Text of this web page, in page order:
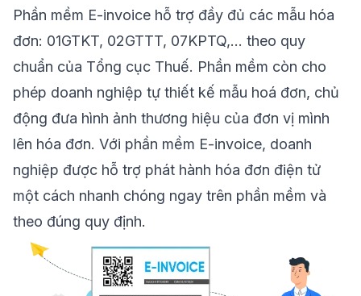
Phần mềm E-invoice hỗ trợ đầy đủ các mẫu hóa
đơn: 01GTKT, 02GTTT, 07KPTQ,… theo quy
chuẩn của Tổng cục Thuế. Phần mềm còn cho
phép doanh nghiệp tự thiết kế mẫu hoá đơn, chủ
động đưa hình ảnh thương hiệu của đơn vị mình
lên hóa đơn. Với phần mềm E-invoice, doanh
nghiệp được hỗ trợ phát hành hóa đơn điện tử
một cách nhanh chóng ngay trên phần mềm và
theo đúng quy định.